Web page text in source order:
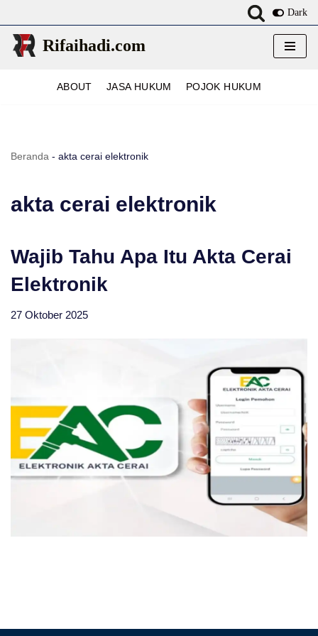
Lompat
ke
Dark
Rifaihadi.com
ABOUT JASA HUKUM POJOK HUKUM
Beranda - akta cerai elektronik
akta cerai elektronik
Wajib Tahu Apa Itu Akta Cerai
Elektronik
27 Oktober 2025